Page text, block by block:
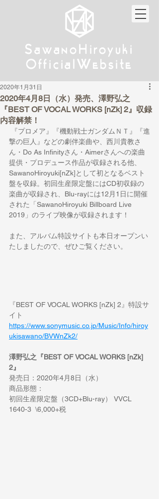
Sa wanoHiroyuki
Official W ebsite
Sa wanoHiroyuki
Official W ebsite
2020年4月8日（水）発売、澤野弘之
『BEST OF VOCAL WORKS [nZk] 2』収録
内容解禁！
2020年1月31日
撃の巨人』などの劇伴楽曲や、西川貴教さ
ん・Do As Infinityさん・Aimerさんへの楽曲
提供・プロデュース作品が収録される他、
SawanoHiroyuki[nZk]として初となるベスト
盤を収録。初回生産限定盤にはCD初収録の
楽曲が収録され、Blu-rayには12月1日に開催
された「SawanoHiroyuki Billboard Live
2019」のライブ映像が収録されます！
また、アルバム特設サイトも本日オープンい
たしましたので、ぜひご覧ください。
『BEST OF VOCAL WORKS [nZk] 2』特設サ
イト
https://www.sonymusic.co.jp/Music/Info/hiroy
ukisawano/BVWnZk2/
澤野弘之『BEST OF VOCAL WORKS [nZk]
2』
発売日：2020年4月8日（水）
商品形態：
初回生産限定盤（3CD+Blu-ray） VVCL
1640-3  \6,000+税